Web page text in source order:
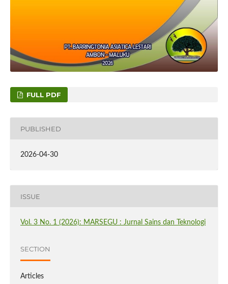
FULL PDF
PUBLISHED
2026-04-30
ISSUE
Vol. 3 No. 1 (2026): MARSEGU : Jurnal Sains dan Teknologi
SECTION
Articles